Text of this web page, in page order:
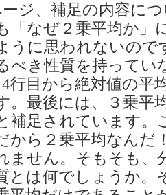
ージ、補足の内容に
「なぜ２乗平均か」
うに思われないので
べき性質を持ってい
行目から絶対値の平
。最後には、３乗平
補足されています。
から２乗平均なんだ
ません。そもそも、
とは何でしょうか。